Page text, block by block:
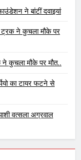
ने बांटीं दवाइयां
ट्रक ने कुचला मौके पर
ने कुचला मौके पर मौत..
का टायर फटने से
वत्सला अग्रवाल